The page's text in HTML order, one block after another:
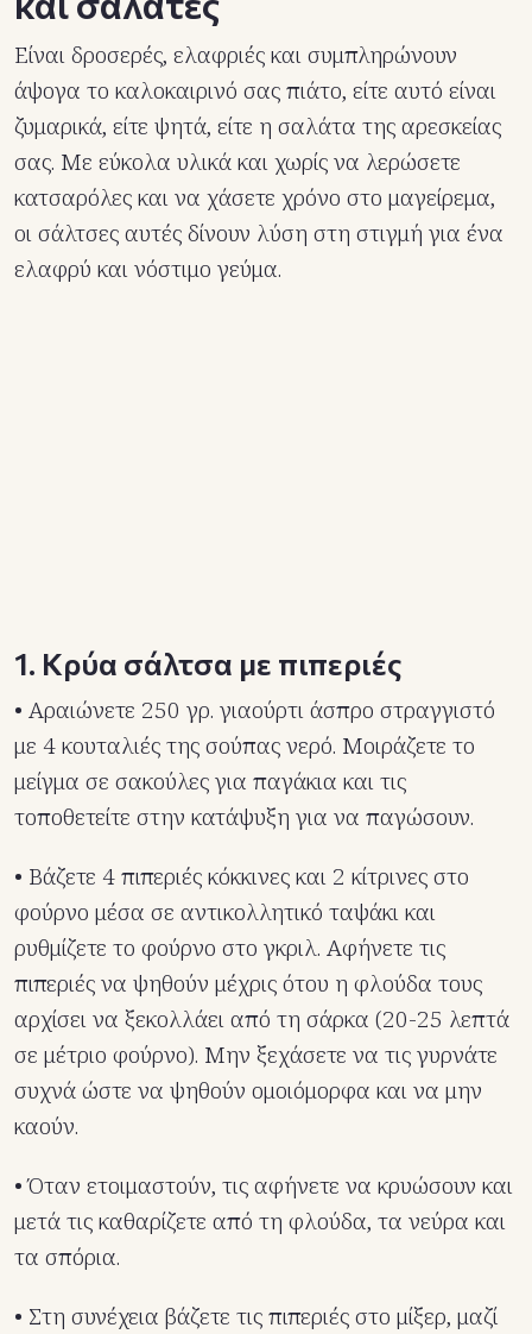
Είναι δροσερές, ελαφριές και συμπληρώνουν
άψογα το καλοκαιρινό σας πιάτο, είτε αυτό είναι
ζυμαρικά, είτε ψητά, είτε η σαλάτα της αρεσκείας
σας. Με εύκολα υλικά και χωρίς να λερώσετε
κατσαρόλες και να χάσετε χρόνο στο μαγείρεμα,
οι σάλτσες αυτές δίνουν λύση στη στιγμή για ένα
ελαφρύ και νόστιμο γεύμα.
1. Κρύα σάλτσα με πιπεριές
• Αραιώνετε 250 γρ. γιαούρτι άσπρο στραγγιστό
με 4 κουταλιές της σούπας νερό. Μοιράζετε το
μείγμα σε σακούλες για παγάκια και τις
τοποθετείτε στην κατάψυξη για να παγώσουν.
• Βάζετε 4 πιπεριές κόκκινες και 2 κίτρινες στο
φούρνο μέσα σε αντικολλητικό ταψάκι και
ρυθμίζετε το φούρνο στο γκριλ. Αφήνετε τις
πιπεριές να ψηθούν μέχρις ότου η φλούδα τους
αρχίσει να ξεκολλάει από τη σάρκα (20-25 λεπτά
σε μέτριο φούρνο). Μην ξεχάσετε να τις γυρνάτε
συχνά ώστε να ψηθούν ομοιόμορφα και να μην
καούν.
• Όταν ετοιμαστούν, τις αφήνετε να κρυώσουν και
μετά τις καθαρίζετε από τη φλούδα, τα νεύρα και
τα σπόρια.
• Στη συνέχεια βάζετε τις πιπεριές στο μίξερ, μαζί